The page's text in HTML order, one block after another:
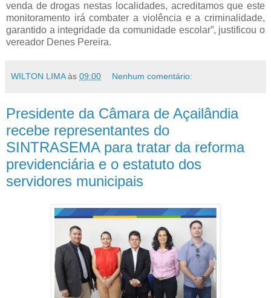
venda de drogas nestas localidades, acreditamos que este
monitoramento irá combater a violência e a criminalidade,
garantido a integridade da comunidade escolar”, justificou o
vereador Denes Pereira.
WILTON LIMA às 09:00 Nenhum comentário:
Presidente da Câmara de Açailândia
recebe representantes do
SINTRASEMA para tratar da reforma
previdenciária e o estatuto dos
servidores municipais